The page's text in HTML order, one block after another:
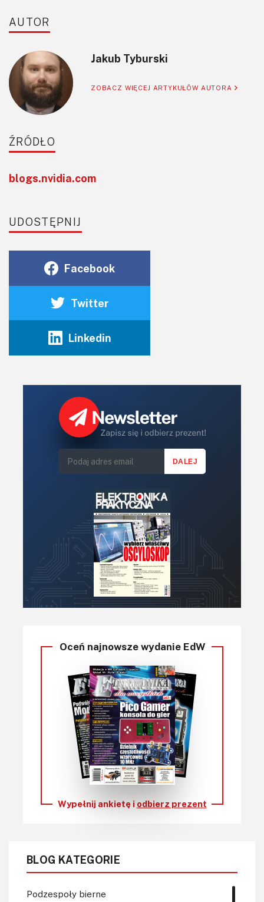
AUTOR
Jakub Tyburski
ZOBACZ WIĘCEJ ARTYKUŁÓW AUTORA
ŹRÓDŁO
blogs.nvidia.com
UDOSTĘPNIJ
Facebook
Twitter
Linkedin
Oceń najnowsze wydanie EdW
Wypełnij ankietę i odbierz prezent
BLOG KATEGORIE
Podzespoły bierne